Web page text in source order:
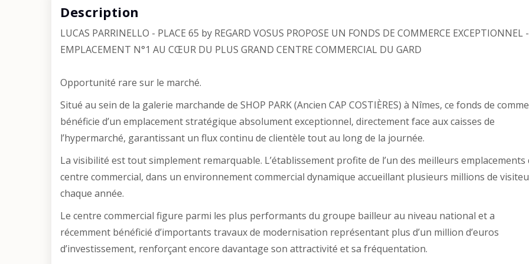
Description
LUCAS PARRINELLO - PLACE 65 by REGARD VOSUS PROPOSE UN FONDS DE COMMERCE EXCEPTIONNEL -
EMPLACEMENT N°1 AU CŒUR DU PLUS GRAND CENTRE COMMERCIAL DU GARD
Opportunité rare sur le marché.
Situé au sein de la galerie marchande de SHOP PARK (Ancien CAP COSTIÈRES) à Nîmes, ce fonds de
bénéficie d’un emplacement stratégique absolument exceptionnel, directement face aux caisses de
l’hypermarché, garantissant un flux continu de clientèle tout au long de la journée.
La visibilité est tout simplement remarquable. L’établissement profite de l’un des meilleurs emplacements
centre commercial, dans un environnement commercial dynamique accueillant plusieurs millions de
chaque année.
Le centre commercial figure parmi les plus performants du groupe bailleur au niveau national et a
récemment bénéficié d’importants travaux de modernisation représentant plus d’un million d’euros
d’investissement, renforçant encore davantage son attractivité et sa fréquentation.